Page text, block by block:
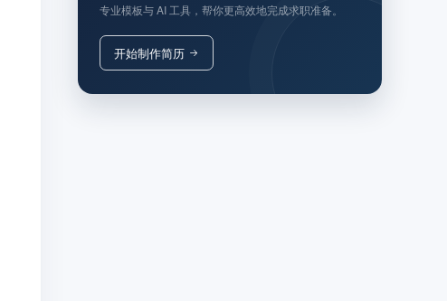
专业模板与 AI 工具，帮你更高效地完成求职准备。
开始制作简历